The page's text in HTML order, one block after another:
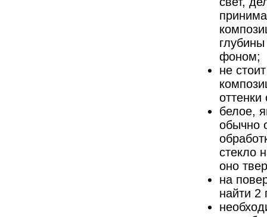
фоном;
не
оттенки
белое,
обычно
стекло
оно
на
найти 2